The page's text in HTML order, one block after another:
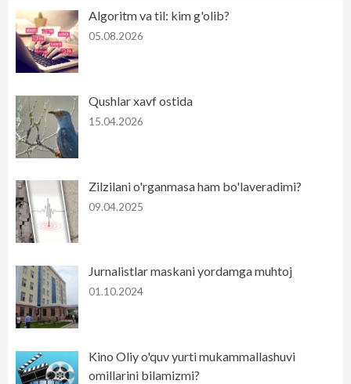
Algoritm va til: kim g'olib?
05.08.2026
Qushlar xavf ostida
15.04.2026
Zilzilani o'rganmasa ham bo'laveradimi?
09.04.2025
Jurnalistlar maskani yordamga muhtoj
01.10.2024
Kino Oliy o'quv yurti mukammallashuvi
omillarini bilamizmi?